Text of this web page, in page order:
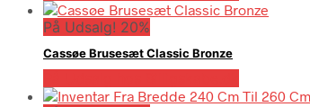
På Udsalg! 20%
Cassøe Brusesæt Classic Bronze